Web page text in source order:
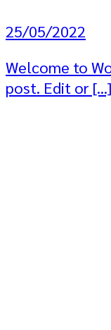
25/05/2022
Welcome to
post. Edit or